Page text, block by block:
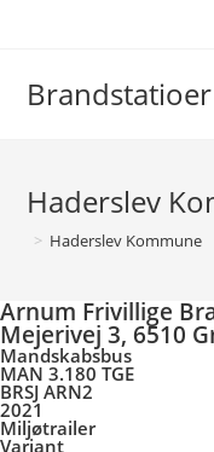
Haderslev
> Haderslev Kommune
Arnum Frivillige
Mejerivej 3, 6510
Mandskabsbus
MAN 3.180 TGE
BRSJ ARN2
2021
Miljøtrailer
Variant